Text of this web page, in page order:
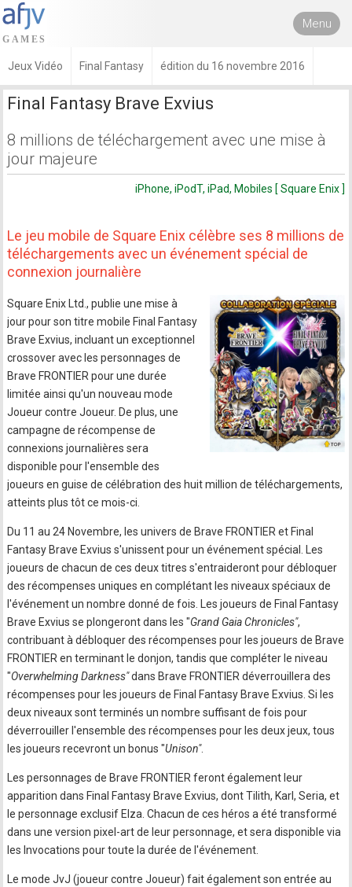
Menu
Jeux Vidéo Final Fantasy édition du 16 novembre 2016
Final Fantasy Brave Exvius
8 millions de téléchargement avec une mise à
jour majeure
iPhone, iPodT, iPad, Mobiles [ Square Enix ]
Le jeu mobile de Square Enix célèbre ses 8 millions de
téléchargements avec un événement spécial de
connexion journalière
Square Enix Ltd., publie une mise à
jour pour son titre mobile Final Fantasy
Brave Exvius, incluant un exceptionnel
crossover avec les personnages de
Brave FRONTIER pour une durée
limitée ainsi qu'un nouveau mode
Joueur contre Joueur. De plus, une
campagne de récompense de
connexions journalières sera
disponible pour l'ensemble des
joueurs en guise de célébration des huit million de téléchargements,
atteints plus tôt ce mois-ci.
Du 11 au 24 Novembre, les univers de Brave FRONTIER et Final
Fantasy Brave Exvius s'unissent pour un événement spécial. Les
joueurs de chacun de ces deux titres s'entraideront pour débloquer
des récompenses uniques en complétant les niveaux spéciaux de
l'événement un nombre donné de fois. Les joueurs de Final Fantasy
Brave Exvius se plongeront dans les "Grand Gaia Chronicles",
contribuant à débloquer des récompenses pour les joueurs de Brave
FRONTIER en terminant le donjon, tandis que compléter le niveau
"Overwhelming Darkness"dans Brave FRONTIER déverrouillera des
récompenses pour les joueurs de Final Fantasy Brave Exvius. Si les
deux niveaux sont terminés un nombre suffisant de fois pour
déverrouiller l'ensemble des récompenses pour les deux jeux, tous
les joueurs recevront un bonus "Unison".
Les personnages de Brave FRONTIER feront également leur
apparition dans Final Fantasy Brave Exvius, dont Tilith, Karl, Seria, et
le personnage exclusif Elza. Chacun de ces héros a été transformé
dans une version pixel-art de leur personnage, et sera disponible via
les Invocations pour toute la durée de l'événement.
Le mode JvJ (joueur contre Joueur) fait également son entrée au